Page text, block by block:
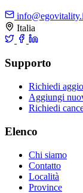
Italia
Supporto
Richiedi
Aggiungi
Richiedi
Elenco
Chi siamo
Contatto
Località
Province